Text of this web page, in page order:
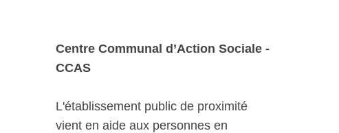
Centre Communal d’Action Sociale -
CCAS
L'établissement public de proximité
vient en aide aux personnes en